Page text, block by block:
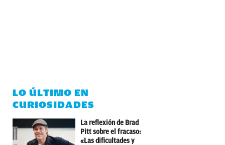
LO ÚLTIMO EN
CURIOSIDADES
La reflexión de Brad
Pitt sobre el fracaso:
«Las dificultades y